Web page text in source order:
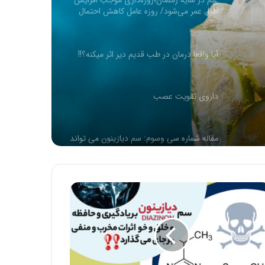
داروی تقویت عصب
مقاله شماره سی وسوم: سم دیازینون می تواند
سوخت و ساز عادی و معمولی کبد سالم را
دست کاری کند و منجر به مسمومیت حاد
شود
بیان احوال شهرهای رومیّه و کیفیّت تدبیر آن:
ماه رومی ایار
گزارش صدا و سیما از جشنواره کوتکوتو
لاهیجان
سخنان استاد رحیم پور درباره جراحی های
زیبایی با هدف مسائل جنسی